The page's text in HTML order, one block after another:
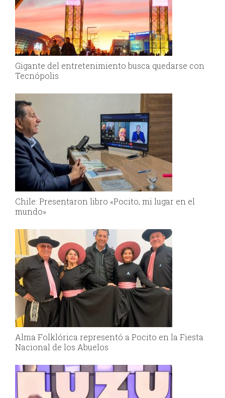
Gigante del entretenimiento busca quedarse con
Tecnópolis
Chile: Presentaron libro «Pocito, mi lugar en el
mundo»
Alma Folklórica representó a Pocito en la Fiesta
Nacional de los Abuelos